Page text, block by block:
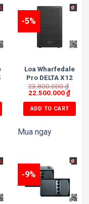
-5%
Loa Wharfedale
Pro DELTA X12
23.800.000₫
22.500.000₫
ADD TO CART
Mua ngay
-9%